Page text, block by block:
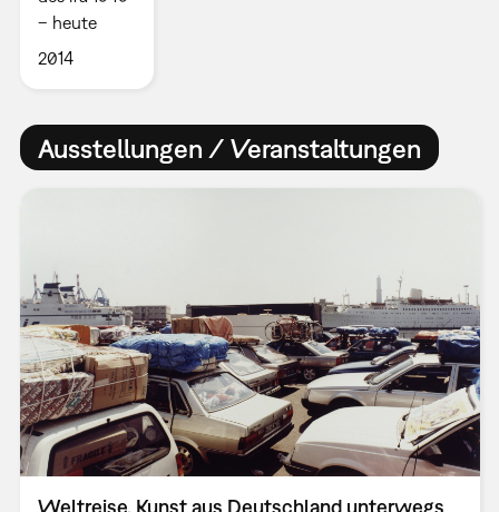
– heute
2014
Ausstellungen / Veranstaltungen
Weltreise. Kunst aus Deutschland unterwegs